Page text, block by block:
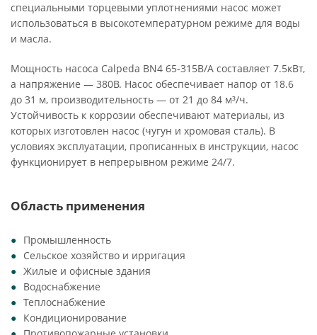
специальными торцевыми уплотнениями насос может
использоваться в высокотемпературном режиме для воды
и масла.
Мощность насоса Calpeda BN4 65-315B/A составляет 7.5кВт,
а напряжение — 380В. Насос обеспечивает напор от 18.6
до 31 м, производительность — от 21 до 84 м³/ч.
Устойчивость к коррозии обеспечивают материалы, из
которых изготовлен насос (чугун и хромовая сталь). В
условиях эксплуатации, прописанных в инструкции, насос
функционирует в непрерывном режиме 24/7.
Область применения
Промышленность
Сельское хозяйство и ирригация
Жилые и офисные здания
Водоснабжение
Теплоснабжение
Кондиционирование